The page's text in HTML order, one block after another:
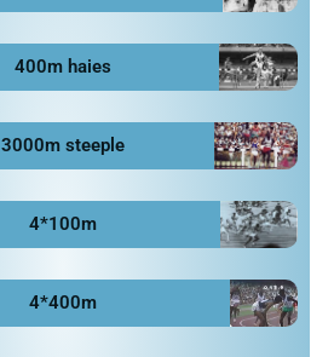
400m haies
3000m steeple
4*100m
4*400m